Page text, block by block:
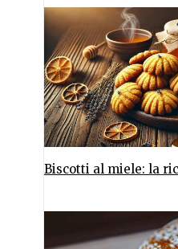
Biscotti al miele: la